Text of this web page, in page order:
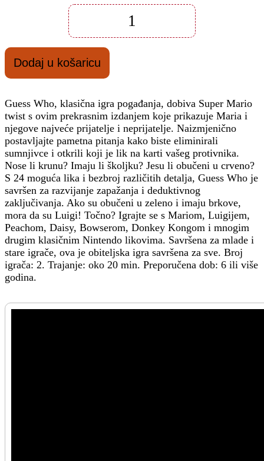
igra
Guess
Who
Super
Mario
Dodaj u košaricu
Guess Who, klasična igra pogađanja, dobiva Super Mario
twist s ovim prekrasnim izdanjem koje prikazuje Maria i
njegove najveće prijatelje i neprijatelje. Naizmjenično
postavljajte pametna pitanja kako biste eliminirali
sumnjivce i otkrili koji je lik na karti vašeg protivnika.
Nose li krunu? Imaju li školjku? Jesu li obučeni u crveno?
S 24 moguća lika i bezbroj različitih detalja, Guess Who je
savršen za razvijanje zapažanja i deduktivnog
zaključivanja. Ako su obučeni u zeleno i imaju brkove,
mora da su Luigi! Točno? Igrajte se s Mariom, Luigijem,
Peachom, Daisy, Bowserom, Donkey Kongom i mnogim
drugim klasičnim Nintendo likovima. Savršena za mlade i
stare igrače, ova je obiteljska igra savršena za sve. Broj
igrača: 2. Trajanje: oko 20 min. Preporučena dob: 6 ili više
godina.